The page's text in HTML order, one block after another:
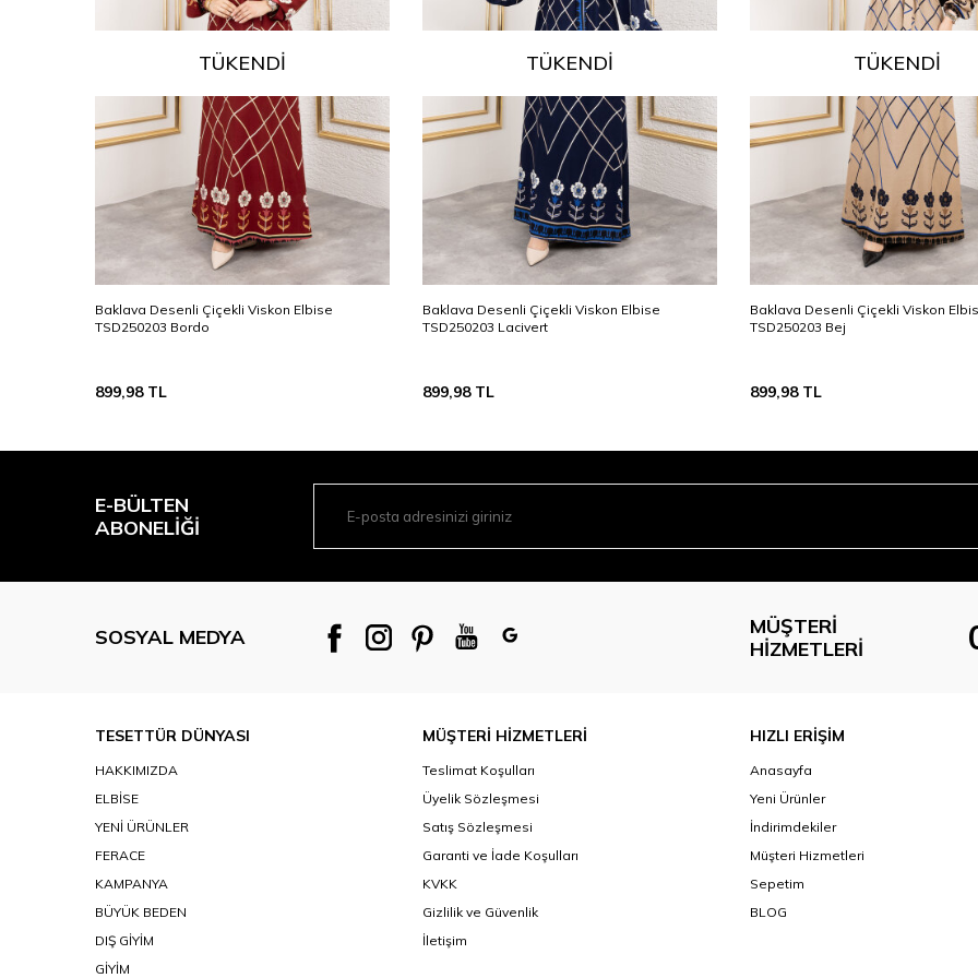
TÜKENDI
Baklava Desenli Çiçekli Viskon Elbise
TSD250203 Bordo
899,98TL
TÜKENDI
Baklava Desenli Çiçekli Viskon Elbise
TSD250203 Lacivert
899,98TL
TÜKENDI
Baklava Desenli Çiçekli Viskon
TSD250203 Bej
899,98TL
E-BÜLTEN
ABONELIĞI
SOSYAL MEDYA
MÜŞTERI
HIZMETLERI
TESETTÜR DÜNYASI
HAKKIMIZDA
ELBİSE
YENİ ÜRÜNLER
FERACE
KAMPANYA
BÜYÜK BEDEN
DIŞ GİYİM
GİYİM
MÜŞTERİ HİZMETLERİ
Teslimat Koşulları
Üyelik Sözleşmesi
Satış Sözleşmesi
Garanti ve İade Koşulları
KVKK
Gizlilik ve Güvenlik
İletişim
HIZLI ERİŞİM
Anasayfa
Yeni Ürünler
İndirimdekiler
Müşteri Hizmetleri
Sepetim
BLOG